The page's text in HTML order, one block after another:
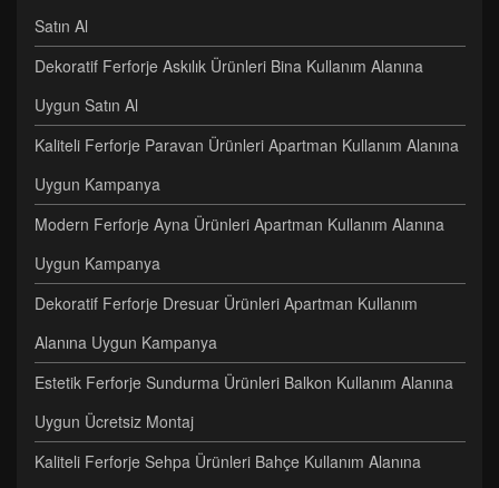
Satın Al
Dekoratif Ferforje Askılık Ürünleri Bina Kullanım Alanına
Uygun Satın Al
Kaliteli Ferforje Paravan Ürünleri Apartman Kullanım Alanına
Uygun Kampanya
Modern Ferforje Ayna Ürünleri Apartman Kullanım Alanına
Uygun Kampanya
Dekoratif Ferforje Dresuar Ürünleri Apartman Kullanım
Alanına Uygun Kampanya
Estetik Ferforje Sundurma Ürünleri Balkon Kullanım Alanına
Uygun Ücretsiz Montaj
Kaliteli Ferforje Sehpa Ürünleri Bahçe Kullanım Alanına